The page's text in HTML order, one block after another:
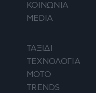
ΚΟΙΝΩΝΙΑ
MEDIA
ΤΑΞΙΔΙ
ΤΕΧΝΟΛΟΓΙΑ
ΜΟΤΟ
TRENDS